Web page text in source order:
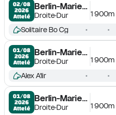
02/08
2026
Attelé
Berlin-Mariendorf
DroiteDur
1 900m
Solitaire Bo Cg
01/08
2026
Attelé
Berlin-Mariendorf
DroiteDur
1 900m
Alex A'lir
01/08
2026
Attelé
Berlin-Mariendorf
DroiteDur
1 900m